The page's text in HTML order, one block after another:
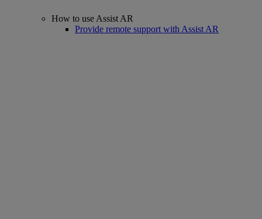
How to use Assist AR
Provide remote support with Assist AR